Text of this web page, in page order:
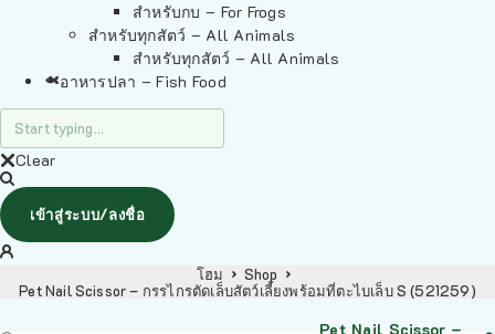
สำหรับกบ – For Frogs
สำหรับทุกสัตว์ – All Animals
สำหรับทุกสัตว์ – All Animals
อาหารปลา – Fish Food
Clear
เข้าสู่ระบบ/ลงชื่อ
โฮม
Shop
Pet Nail Scissor – กรรไกรตัดเล็บสัตว์เลี้ยงพร้อมที่ตะไบเล็บ S (521259)
Pet Nail Scissor –